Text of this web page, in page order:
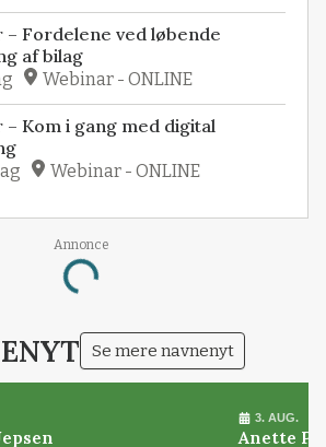
– Fordelene ved løbende
af bilag
Webinar - ONLINE
– Kom i gang med digital
Webinar - ONLINE
Annonce
Loading...
Se mere navnenyt
3. AUG.
Anette